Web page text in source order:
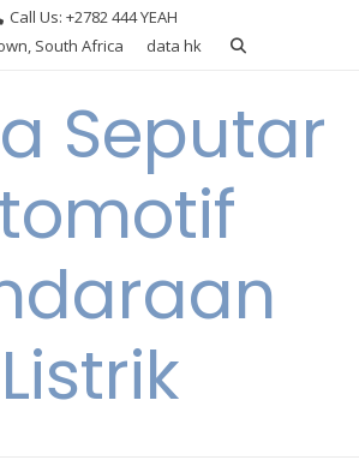
Call Us: +2782 444 YEAH
South Africa
data hk
Seputar
Listrik